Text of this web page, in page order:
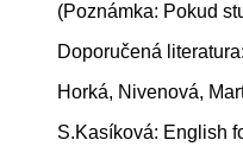
(Poznámka: Pokud
Doporučená literatura:
Horká, Nivenová,
S.Kasíková: English